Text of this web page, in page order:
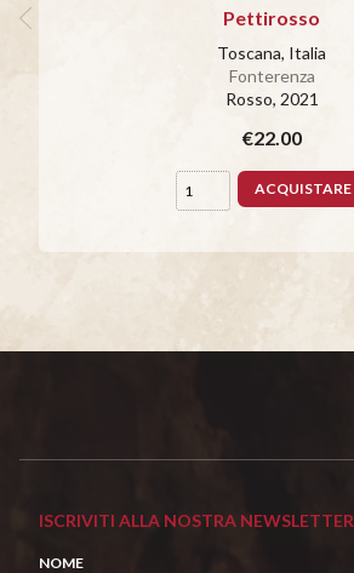
Pettirosso
Toscana, Italia
Fonterenza
Rosso, 2021
€22.00
ACQUISTARE
ISCRIVITI ALLA NOSTRA NEWSLETTER
NOME